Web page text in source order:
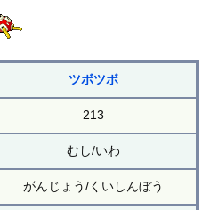
ツボツボ
213
むし/いわ
がんじょう/くいしんぼう